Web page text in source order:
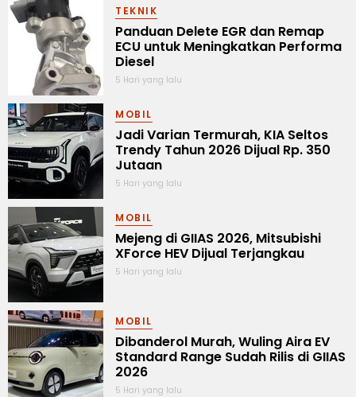
TEKNIK
Panduan Delete EGR dan Remap
ECU untuk Meningkatkan Performa
Diesel
5 Hari yang lalu
MOBIL
Jadi Varian Termurah, KIA Seltos
Trendy Tahun 2026 Dijual Rp. 350
Jutaan
5 Hari yang lalu
MOBIL
Mejeng di GIIAS 2026, Mitsubishi
XForce HEV Dijual Terjangkau
5 Hari yang lalu
MOBIL
Dibanderol Murah, Wuling Aira EV
Standard Range Sudah Rilis di GIIAS
2026
5 Hari yang lalu